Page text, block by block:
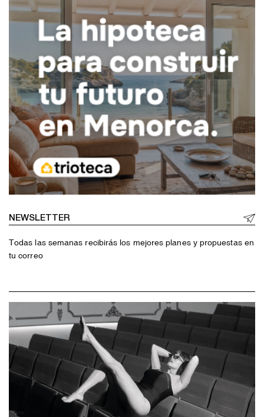
NEWSLETTER
Todas las semanas recibirás los mejores planes y propuestas en
tu correo